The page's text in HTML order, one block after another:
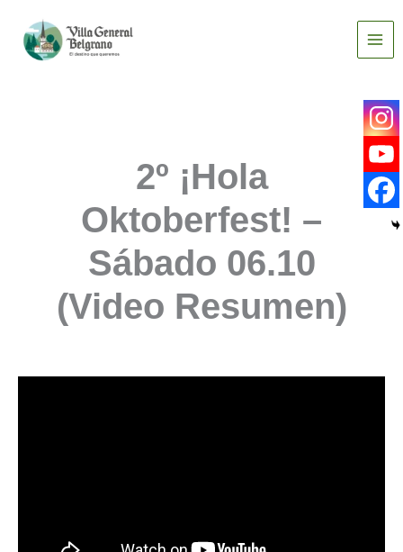
contenido
2º ¡Hola
Oktoberfest! –
Sábado 06.10
(Video Resumen)